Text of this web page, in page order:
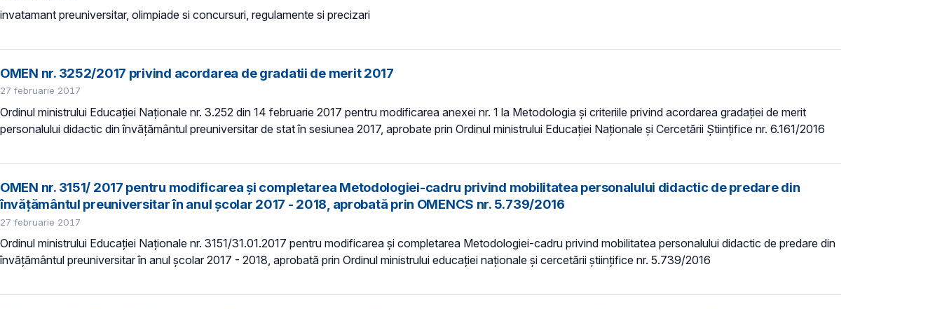
invatamant preuniversitar, olimpiade si concursuri, regulamente si precizari
OMEN nr. 3252/2017 privind acordarea de gradatii de merit 2017
27 februarie 2017
Ordinul ministrului Educației Naționale nr. 3.252 din 14 februarie 2017 pentru modificarea anexei nr. 1 la Metodologia şi criteriile privind acordarea gradației de merit
personalului didactic din învățământul preuniversitar de stat în sesiunea 2017, aprobate prin Ordinul ministrului Educației Naționale şi Cercetării Științifice nr. 6.161/2016
OMEN nr. 3151/ 2017 pentru modificarea şi completarea Metodologiei-cadru privind mobilitatea personalului didactic de predare din
învăţământul preuniversitar în anul şcolar 2017 - 2018, aprobată prin OMENCS nr. 5.739/2016
27 februarie 2017
Ordinul ministrului Educației Naționale nr. 3151/31.01.2017 pentru modificarea şi completarea Metodologiei-cadru privind mobilitatea personalului didactic de predare din
învăţământul preuniversitar în anul şcolar 2017 - 2018, aprobată prin Ordinul ministrului educaţiei naţionale şi cercetării ştiinţifice nr. 5.739/2016